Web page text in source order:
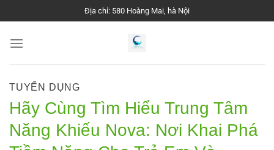
đến
nội
Địa chỉ: 580 Hoàng Mai, hà Nội
TUYỂN DỤNG
Hãy Cùng Tìm Hiểu Trung Tâm
Năng Khiếu Nova: Nơi Khai Phá